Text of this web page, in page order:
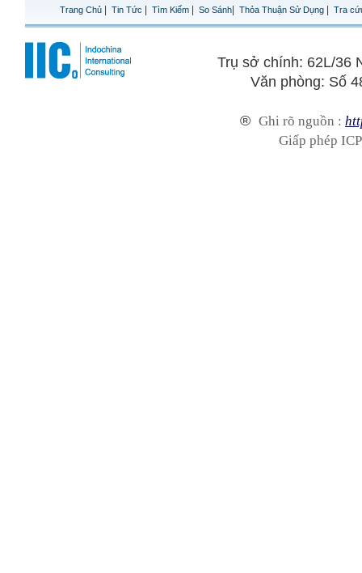
Trang Chủ Tin Tức Tìm Kiếm So Sánh Thỏa Thuận Sử Dụng Tra
Trụ sở chính: 62L/36
Văn phòng: Số
® Ghi rõ nguồn :
Giấp phép